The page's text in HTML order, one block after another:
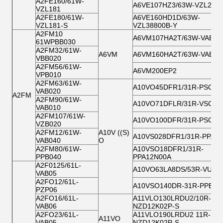
VZL181
A6VE107HZ3/63W-
A2FE180/61W-
VZL181-S
A6VE160HD1D/63W-
VZL38800B-Y
A2FM
A2FM10
61WPBB030
A6VM
A6VM107HA2T/63W-
A2FM32/61W-
VBB020
A6VM160HA2T/63W-
A2FM56/61W-
VPB010
A6VM200EP2
A2FM63/61W-
VAB020
A10V ((S)
O
A10VO45DFR1/31R-
A2FM90/61W-
VAB010
A10VO71DFLR/31R-
A2FM107/61W-
VZB020
A10VO100DFR/31R-
A2FM12/61W-
VAB040
A10VS028DFR1/31R-
A2FM80/61W-
PPB040
A10VSO18DFR1/31R-
PPA12N00A
A2F0125/61L-
VAB05
A10VO63LA8DS/53R-
A2FO12/61L-
PZP06
A10VSO140DR-31R-
A2FO16/61L-
VAB06
A11VO
A11VLO130LRDU2/10R-
NZD12K02P-S
A2FO23/61L-
A11VLO190LRDU2 11R-